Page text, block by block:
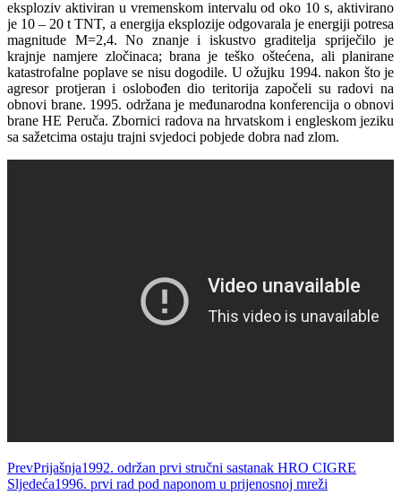
eksploziv aktiviran u vremenskom intervalu od oko 10 s, aktivirano
je 10 – 20 t TNT, a energija eksplozije odgovarala je energiji potresa
magnitude M=2,4. No znanje i iskustvo graditelja spriječilo je
krajnje namjere zločinaca; brana je teško oštećena, ali planirane
katastrofalne poplave se nisu dogodile. U ožujku 1994. nakon što je
agresor protjeran i oslobođen dio teritorija započeli su radovi na
obnovi brane. 1995. održana je međunarodna konferencija o obnovi
brane HE Peruča. Zbornici radova na hrvatskom i engleskom jeziku
sa sažetcima ostaju trajni svjedoci pobjede dobra nad zlom.
PrevPrijašnja1992. održan prvi stručni sastanak HRO CIGRE
Sljedeća1996. prvi rad pod naponom u prijenosnoj mreži